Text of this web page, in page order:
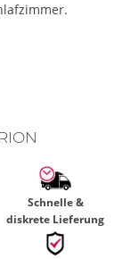
Schnelle &
diskrete Lieferung